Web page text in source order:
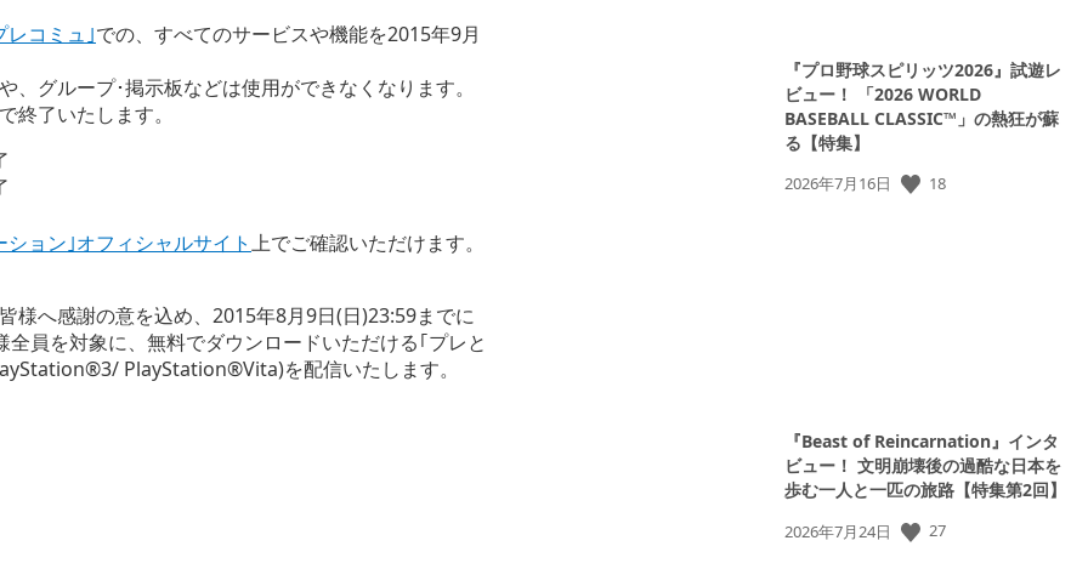
レコミュ｣での、すべてのサービスや機能を2015年9月
グループ･掲示板などは使用ができなくなります。
終了いたします。
ョン｣オフィシャルサイト上でご確認いただけます。
様へ感謝の意を込め、2015年8月9日(日)23:59までに
員を対象に、無料でダウンロードいただける｢プレと
PlayStation®Vita)を配信いたします。
『プロ野球スピリッツ2026』試遊レ
ビュー！ 「2026 WORLD
BASEBALL CLASSIC™」の熱狂が蘇
る【特集】
公
2026年7月16日 18
『Beast of Reincarnation』インタ
ビュー！ 文明崩壊後の過酷な日本を
歩む一人と一匹の旅路【特集第2回】
公
2026年7月24日 27